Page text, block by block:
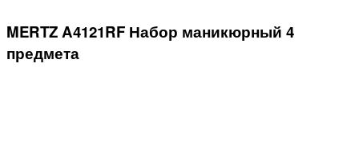
MERTZ A4121RF Набор маникюрный 4
предмета